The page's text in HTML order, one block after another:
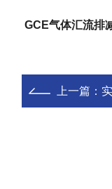
GCE气体汇流排
上一篇：